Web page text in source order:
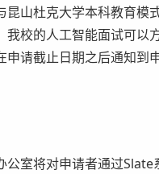
昆山杜克大学本科教育
校的人工智能面试可以
请截止日期之后通知到申
室将对申请者通过Slate